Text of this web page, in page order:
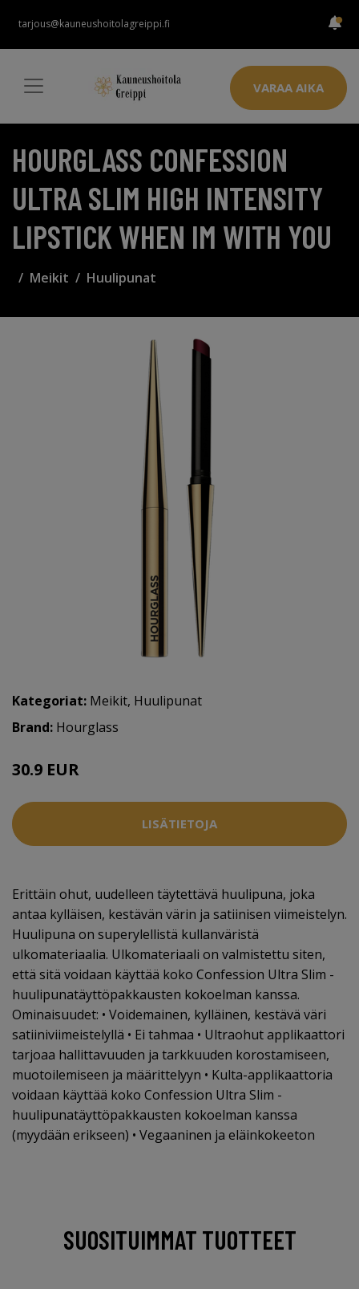
tarjous@kauneushoitolagreippi.fi
VARAA AIKA
HOURGLASS CONFESSION
ULTRA SLIM HIGH INTENSITY
LIPSTICK WHEN IM WITH YOU
Meikit Huulipunat
Kategoriat: Meikit, Huulipunat
Brand: Hourglass
30.9 EUR
LISÄTIETOJA
Erittäin ohut, uudelleen täytettävä huulipuna, joka
antaa kylläisen, kestävän värin ja satiinisen viimeistelyn.
Huulipuna on superylellistä kullanväristä
ulkomateriaalia. Ulkomateriaali on valmistettu siten,
että sitä voidaan käyttää koko Confession Ultra Slim -
huulipunatäyttöpakkausten kokoelman kanssa.
Ominaisuudet: • Voidemainen, kylläinen, kestävä väri
satiiniviimeistelyllä • Ei tahmaa • Ultraohut applikaattori
tarjoaa hallittavuuden ja tarkkuuden korostamiseen,
muotoilemiseen ja määrittelyyn • Kulta-applikaattoria
voidaan käyttää koko Confession Ultra Slim -
huulipunatäyttöpakkausten kokoelman kanssa
(myydään erikseen) • Vegaaninen ja eläinkokeeton
SUOSITUIMMAT TUOTTEET